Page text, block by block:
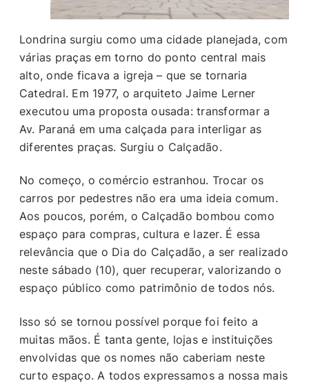
Londrina surgiu como uma cidade planejada, com
várias praças em torno do ponto central mais
alto, onde ficava a igreja – que se tornaria
Catedral. Em 1977, o arquiteto Jaime Lerner
executou uma proposta ousada: transformar a
Av. Paraná em uma calçada para interligar as
diferentes praças. Surgiu o Calçadão.
No começo, o comércio estranhou. Trocar os
carros por pedestres não era uma ideia comum.
Aos poucos, porém, o Calçadão bombou como
espaço para compras, cultura e lazer. É essa
relevância que o Dia do Calçadão, a ser realizado
neste sábado (10), quer recuperar, valorizando o
espaço público como patrimônio de todos nós.
Isso só se tornou possível porque foi feito a
muitas mãos. É tanta gente, lojas e instituições
envolvidas que os nomes não caberiam neste
curto espaço. A todos expressamos a nossa mais